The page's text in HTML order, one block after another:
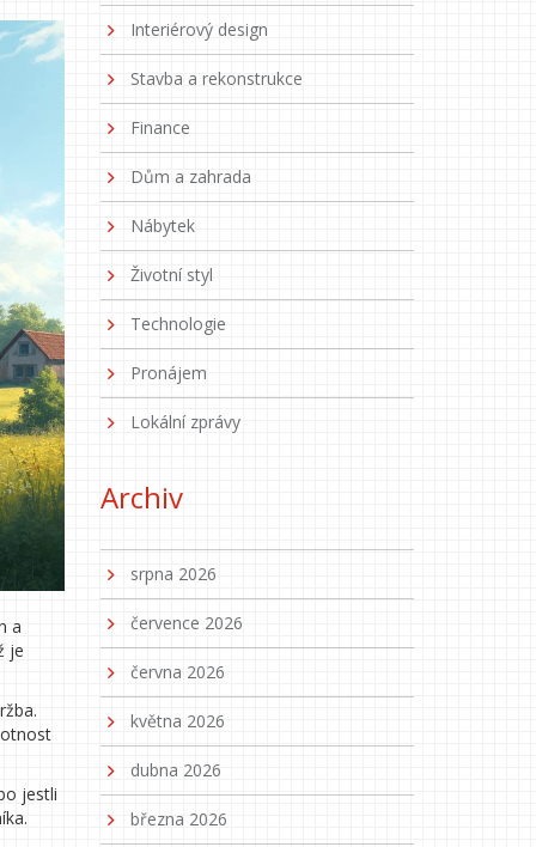
a
je
jestli
Interiérový design
Stavba a rekonstrukce
Finance
Dům a zahrada
Nábytek
Životní styl
Technologie
Pronájem
Lokální zprávy
Archiv
srpna 2026
července 2026
června 2026
května 2026
dubna 2026
března 2026